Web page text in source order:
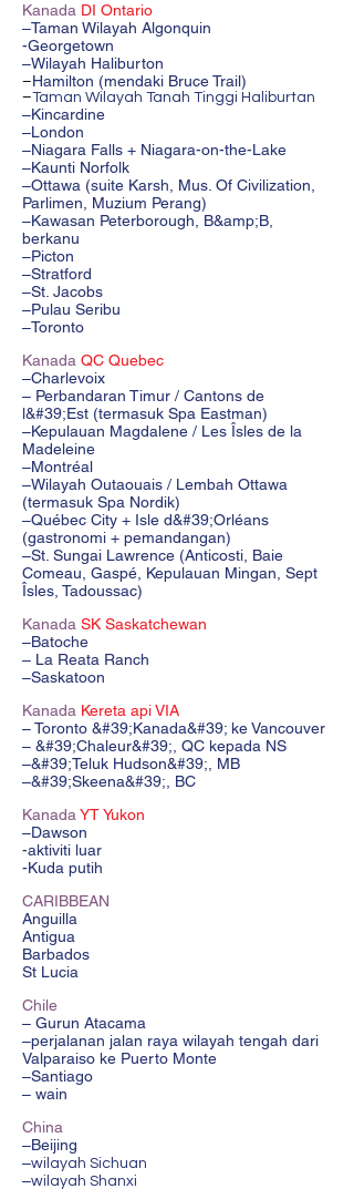
Kanada DI Ontario
–Taman Wilayah Algonquin
-Georgetown
–Wilayah Haliburton
–Hamilton (mendaki Bruce Trail)
–Taman Wilayah Tanah Tinggi Haliburtan
–Kincardine
–London
–Niagara Falls + Niagara-on-the-Lake
–Kaunti Norfolk
–Ottawa (suite Karsh, Mus. Of Civilization,
Parlimen, Muzium Perang)
–Kawasan Peterborough, B&amp;B,
berkanu
–Picton
–Stratford
–St. Jacobs
–Pulau Seribu
–Toronto
Kanada QC Quebec
–Charlevoix
– Perbandaran Timur / Cantons de
l&#39;Est (termasuk Spa Eastman)
–Kepulauan Magdalene / Les Îsles de la
Madeleine
–Montréal
–Wilayah Outaouais / Lembah Ottawa
(termasuk Spa Nordik)
–Québec City + Isle d&#39;Orléans
(gastronomi + pemandangan)
–St. Sungai Lawrence (Anticosti, Baie
Comeau, Gaspé, Kepulauan Mingan, Sept
Îsles, Tadoussac)
Kanada SK Saskatchewan
–Batoche
– La Reata Ranch
–Saskatoon
Kanada Kereta api VIA
– Toronto &#39;Kanada&#39; ke Vancouver
– &#39;Chaleur&#39;, QC kepada NS
–&#39;Teluk Hudson&#39;, MB
–&#39;Skeena&#39;, BC
Kanada YT Yukon
–Dawson
-aktiviti luar
-Kuda putih
CARIBBEAN
Anguilla
Antigua
Barbados
St Lucia
Chile
– Gurun Atacama
–perjalanan jalan raya wilayah tengah dari
Valparaiso ke Puerto Monte
–Santiago
– wain
China
–Beijing
–wilayah Sichuan
–wilayah Shanxi